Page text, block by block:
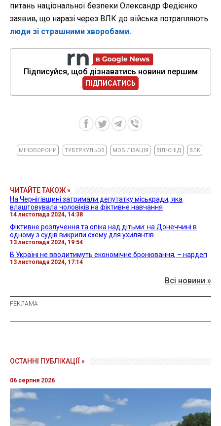
питань національної безпеки Олександр Федієнко
заявив, що наразі через ВЛК до війська потрапляють
люди зі страшними хворобами.
Підписуйся, щоб дізнаватись новини першим
ПІДПИСАТИСЬ
МІНОБОРОНИ ТУБЕРКУЛЬОЗ МОБІЛІЗАЦІЯ ВІЛ/СНІД ВЛК
ЧИТАЙТЕ ТАКОЖ »
На Чернігівщині затримали депутатку міськради, яка
влаштовувала чоловіків на фіктивне навчання
14 листопада 2024, 14:38
Фіктивне розлучення та опіка над дітьми: на Донеччині в
одному з судів викрили схему для ухилянтів
13 листопада 2024, 19:54
В Україні не вводитимуть економічне бронювання, – нардеп
13 листопада 2024, 17:14
Всі новини »
ОСТАННІ ПУБЛІКАЦІЇ »
06 серпня 2026